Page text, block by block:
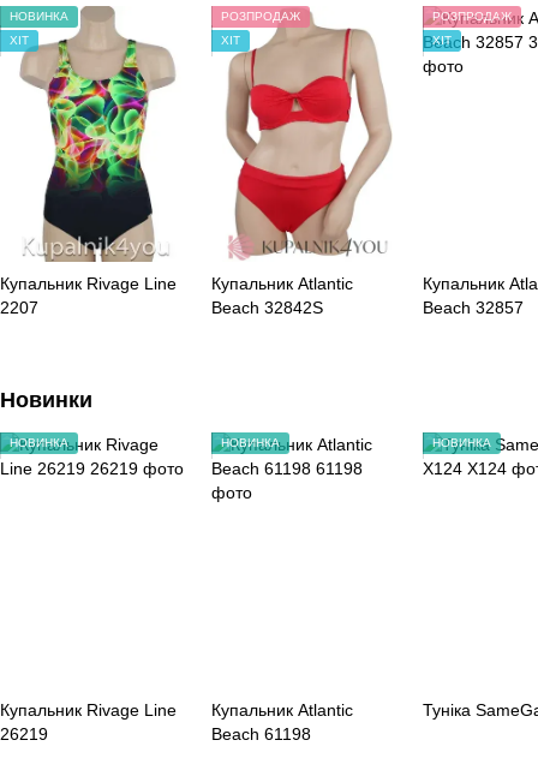
НОВИНКА
ХІТ
Купальник Rivage Line
2207
РОЗПРОДАЖ
ХІТ
Купальник Atlantic
Beach 32842S
РОЗПРОДАЖ
ХІТ
Купальник
Beach 32857
Новинки
НОВИНКА
Купальник Rivage Line
26219
НОВИНКА
Купальник Atlantic
Beach 61198
НОВИНКА
Тунiка